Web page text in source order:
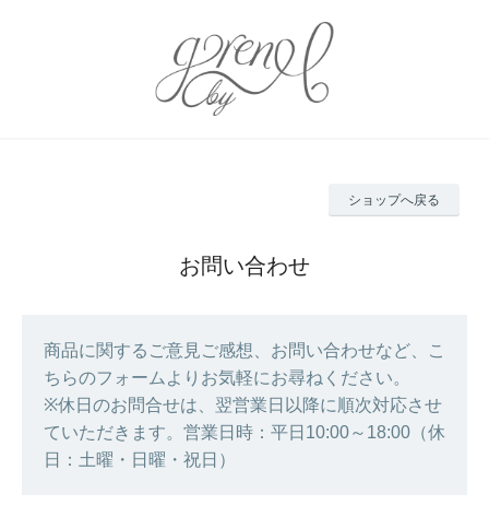
ショップへ戻る
お問い合わせ
商品に関するご意見ご感想、お問い合わせなど、こ
ちらのフォームよりお気軽にお尋ねください。
※休日のお問合せは、翌営業日以降に順次対応させ
ていただきます。営業日時：平日10:00～18:00（休
日：土曜・日曜・祝日）